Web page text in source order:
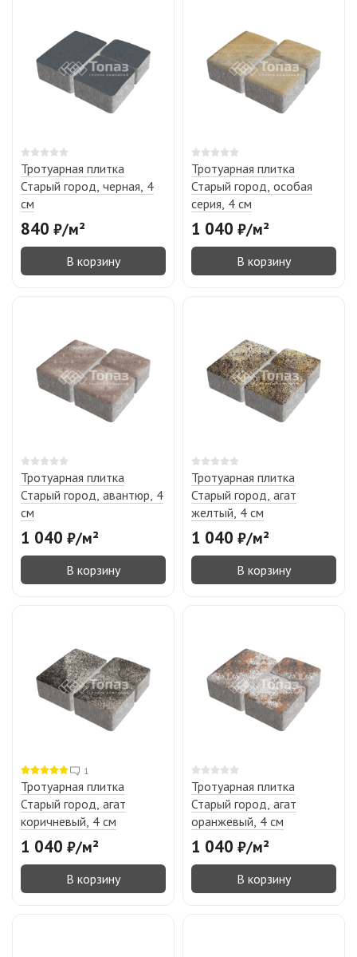
Тротуарная плитка
Старый город, черная, 4
см
840 ₽/м²
В корзину
Тротуарная плитка
Старый город, особая
серия, 4 см
1 040 ₽/м²
В корзину
Тротуарная плитка
Старый город, авантюр, 4
см
1 040 ₽/м²
В корзину
Тротуарная плитка
Старый город, агат
желтый, 4 см
1 040 ₽/м²
В корзину
1
Тротуарная плитка
Старый город, агат
коричневый, 4 см
1 040 ₽/м²
В корзину
Тротуарная плитка
Старый город, агат
оранжевый, 4 см
1 040 ₽/м²
В корзину